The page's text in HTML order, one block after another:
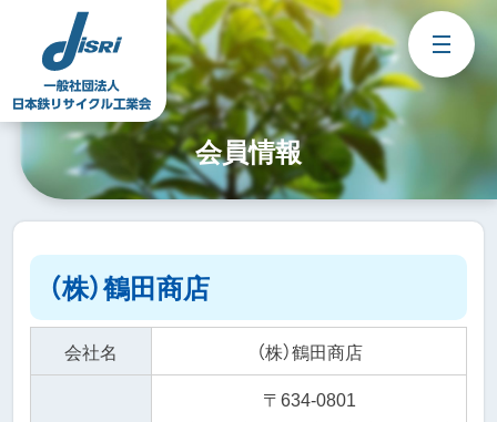
content
会員情報
（株）鶴田商店
会社名 （株）鶴田商店
〒634-0801